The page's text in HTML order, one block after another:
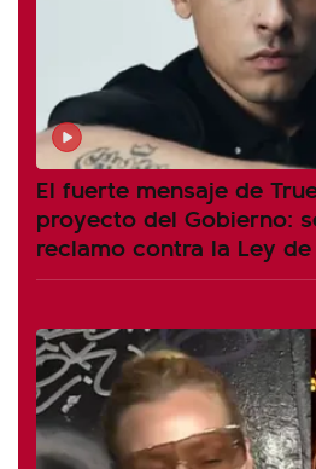
El fuerte mensaje de
proyecto del Gobierno:
reclamo contra la Ley